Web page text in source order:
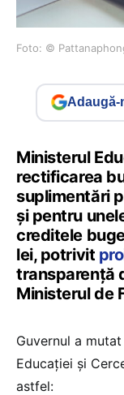
Foto: ©
Adaugă-
Ministerul
rectificarea
suplimentări
și pentru
creditele
lei, potrivit
transparență
Ministerul de
Guvernul a
Educației și
astfel: